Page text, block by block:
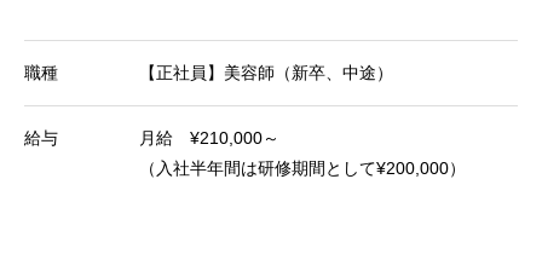
職種 【正社員】美容師（新卒、中途）
給与
月給 ¥210,000～
（入社半年間は研修期間として¥200,000）